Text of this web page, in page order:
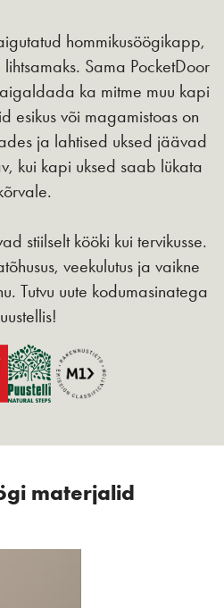
hommikusöögikapp,
Sama PocketDoor
ka mitme muu kapi
esikus või magamistoas on
ja lahtised uksed jäävad
kui kapi uksed saab lükata
stiilselt kööki kui tervikusse.
veekulutus ja vaikne
Tutvu uute kodumasinatega
materjalid